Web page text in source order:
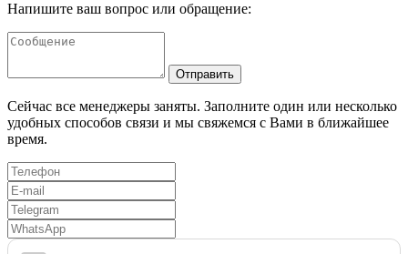
Напишите ваш вопрос или обращение:
Отправить
Сейчас все менеджеры заняты. Заполните один или несколько
удобных способов связи и мы свяжемся с Вами в ближайшее
время.